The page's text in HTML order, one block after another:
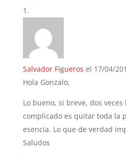
Salvador Figueros el 17/04/
Hola Gonzalo,
Lo bueno, si breve, dos
complicado es quitar toda la
esencia. Lo que de verdad
Saludos